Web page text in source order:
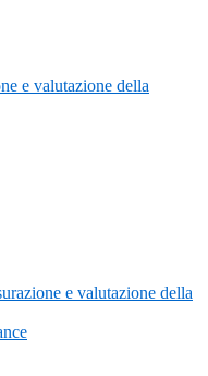
e valutazione della
e valutazione della